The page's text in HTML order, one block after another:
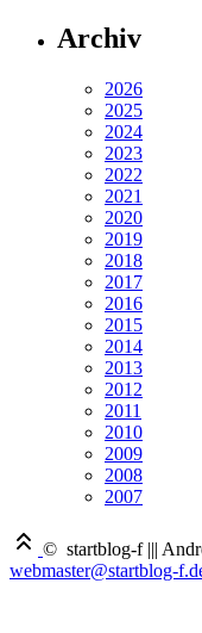
Archiv
2026
2025
2024
2023
2022
2021
2020
2019
2018
2017
2016
2015
2014
2013
2012
2011
2010
2009
2008
2007
© startblog-f |||
webmaster@startblog-